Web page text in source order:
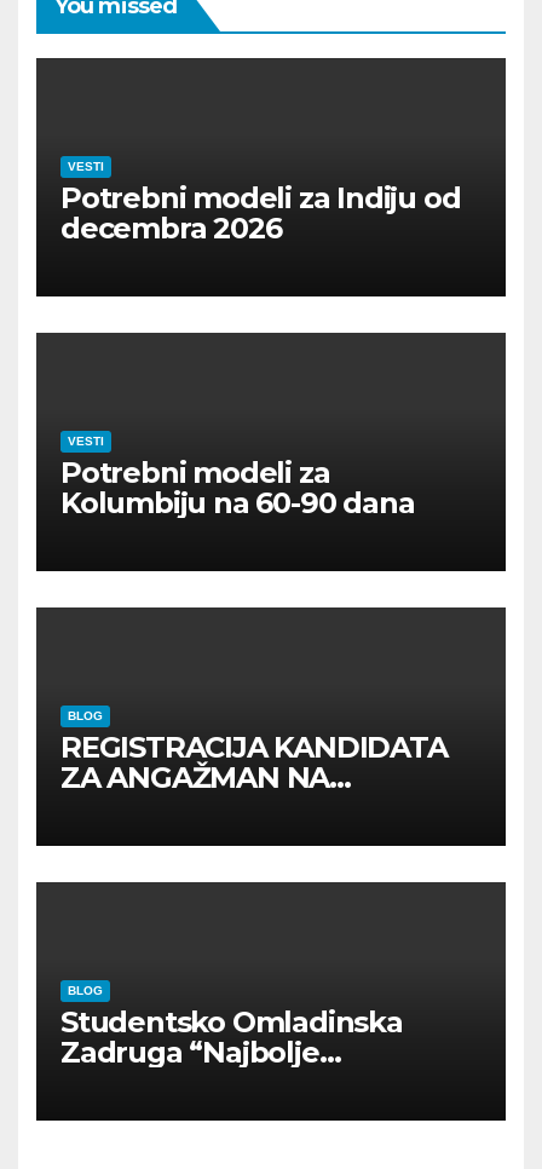
You missed
VESTI
Potrebni modeli za Indiju od
decembra 2026
VESTI
Potrebni modeli za
Kolumbiju na 60-90 dana
BLOG
REGISTRACIJA KANDIDATA
ZA ANGAŽMAN NA
BLOG
Studentsko Omladinska
Zadruga “Najbolje